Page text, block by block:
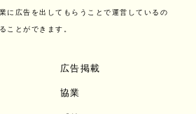
に広告を出してもらうことで運営しているの
ことができます。
広告掲載
協業